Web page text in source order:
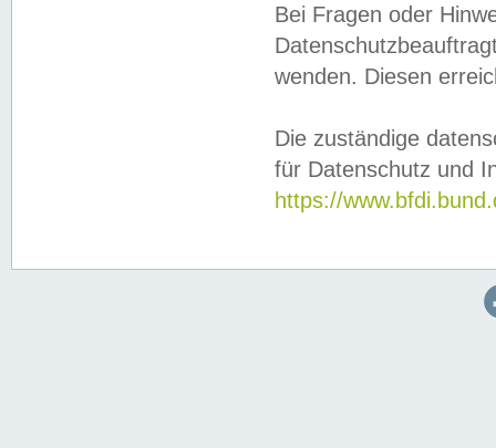
Bei Fragen oder
wenden. Diesen
Die zuständige
für Datenschutz und
https://